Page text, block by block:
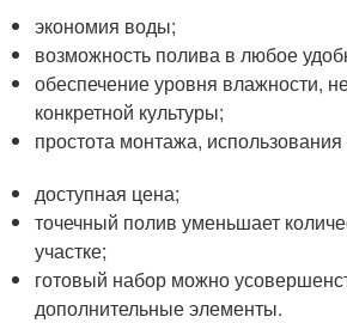
экономия воды;
возможность полива в любое
обеспечение уровня влажности,
конкретной культуры;
простота монтажа,
доступная цена;
точечный полив уменьшает
участке;
готовый набор можно
дополнительные элементы.